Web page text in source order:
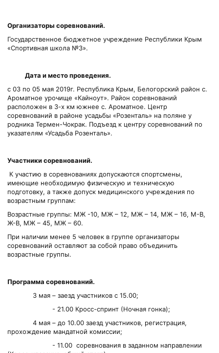
Организаторы соревнований.
Государственное бюджетное учреждение Республики Крым
«Спортивная школа №3».
Дата и место проведения.
с 03 по 05 мая 2019г. Республика Крым, Белогорский район с.
Ароматное урочище «Кайноут». Район соревнований
расположен в 3-х км южнее с. Ароматное. Центр
соревнований в районе усадьбы «Розенталь» на поляне у
родника Термен-Чокрак. Подъезд к центру соревнований по
указателям «Усадьба Розенталь».
Участники соревнований.
К участию в соревнованиях допускаются спортсмены,
имеющие необходимую физическую и техническую
подготовку, а также допуск медицинского учреждения по
возрастным группам:
Возрастные группы: МЖ -10, МЖ – 12, МЖ – 14, МЖ – 16, М-В,
Ж-В, МЖ – 45, МЖ – 60.
При наличии менее 5 человек в группе организаторы
соревнований оставляют за собой право объединить
возрастные группы.
Программа соревнований.
3 мая – заезд участников с 15.00;
- 21.00 Кросс-спринт (Ночная гонка);
4 мая – до 10.00 заезд участников, регистрация,
прохождение мандатной комиссии;
- 11.00 соревнования в заданном направлении